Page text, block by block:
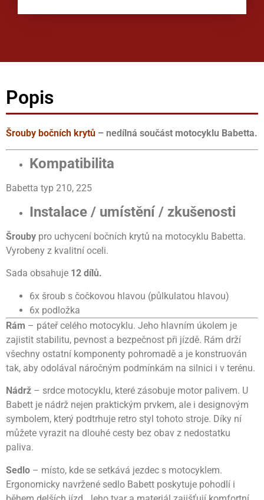
Popis
Šrouby bočních krytů – nedílná součást motocyklu Babetta.
Kompatibilita
Babetta typ 210, 225
Instalace / umístění / zkušenosti
Šrouby pro uchycení bočních krytů na motocyklu Babetta.
Vyrobeny z kvalitní oceli.
Sada obsahuje 12 dílů.
6x šroub s čočkovou hlavou (půlkulatou hlavou)
6x podložka
Rám – páteř celého motocyklu. Jeho hlavním úkolem je
zajistit stabilitu, pevnost a bezpečnost při jízdě. Rám drží
všechny ostatní komponenty pohromadě a je konstruován
tak, aby odolával náročným podmínkám na silnici i v terénu.
Nádrž – srdce motocyklu, které zásobuje motor palivem. U
Babett je nádrž nejen praktickým prvkem, ale i designovým
symbolem, který podtrhuje retro styl tohoto stroje. Díky ní
můžete vyrazit na dlouhé cesty bez obav z nedostatku
paliva.
Sedlo – místo, kde se setkává jezdec s motocyklem.
Ergonomicky navržené sedlo Babett poskytuje pohodlí i